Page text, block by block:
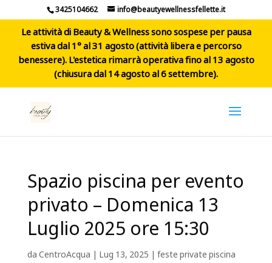
3425104662 info@beautyewellnessfellette.it
Le attività di Beauty & Wellness sono sospese per pausa
estiva dal 1° al 31 agosto (attività libera e percorso
benessere). L'estetica rimarrà operativa fino al 13 agosto
(chiusura dal 14 agosto al 6 settembre).
Spazio piscina per evento
privato – Domenica 13
Luglio 2025 ore 15:30
daCentroAcqua | Lug 13, 2025 | feste private piscina